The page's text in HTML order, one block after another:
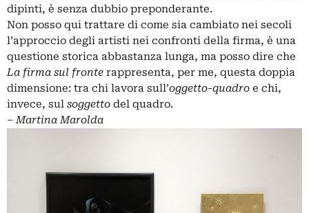
dipinti, è senza dubbio preponderante.
Non posso qui trattare di come sia cambiato nei secoli
l’approccio degli artisti nei confronti della firma, è una
questione storica abbastanza lunga, ma posso dire che
La firma sul fronte rappresenta, per me, questa doppia
dimensione: tra chi lavora sull’oggetto-quadro e chi,
invece, sul soggetto del quadro.
‒Martina Marolda